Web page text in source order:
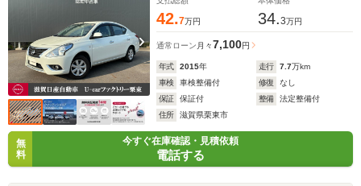
42.7万円 34.3万円
通常ローン 月々7,100円
年式 2015年 走行 7.7万km
車検
車検整備付 修復
なし
保証
保証付 整備
法定整備付
住所
滋賀県栗東市
無
料
今すぐ在庫確認・見積依頼
電話する